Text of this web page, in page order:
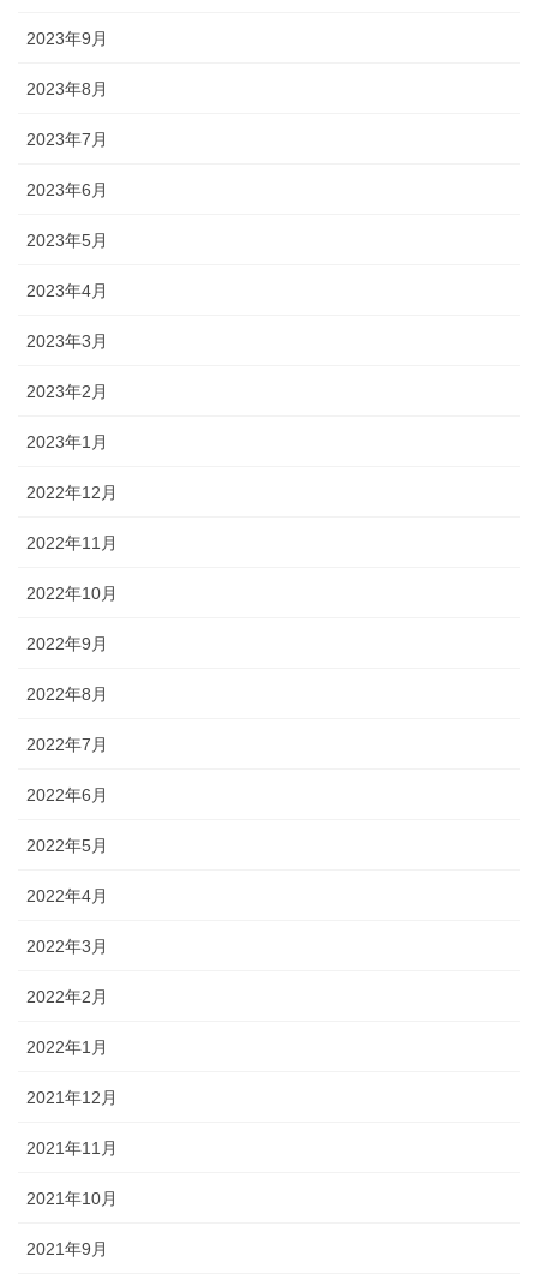
2023年9月
2023年8月
2023年7月
2023年6月
2023年5月
2023年4月
2023年3月
2023年2月
2023年1月
2022年12月
2022年11月
2022年10月
2022年9月
2022年8月
2022年7月
2022年6月
2022年5月
2022年4月
2022年3月
2022年2月
2022年1月
2021年12月
2021年11月
2021年10月
2021年9月